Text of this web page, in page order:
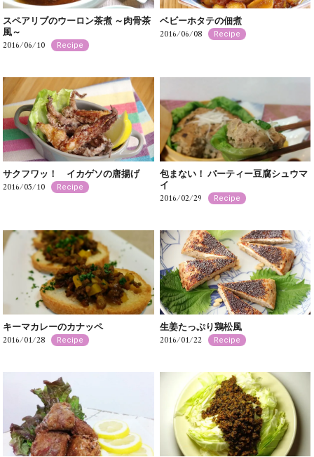
スペアリブのウーロン茶煮 ～肉骨茶
風～
2016/06/10 Recipe
ベビーホタテの佃煮
2016/06/08 Recipe
サクフワッ！ イカゲソの唐揚げ
2016/05/10 Recipe
包まない！ パーティー豆腐シュウマ
イ
2016/02/29 Recipe
キーマカレーのカナッペ
2016/01/28 Recipe
生姜たっぷり鶏松風
2016/01/22 Recipe